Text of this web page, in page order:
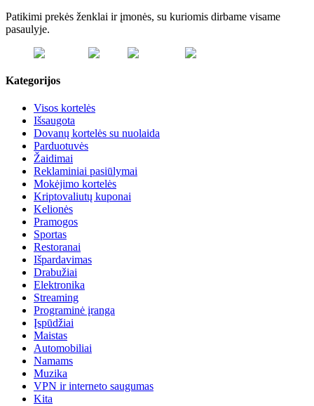
Patikimi prekės ženklai ir įmonės, su kuriomis dirbame visame
pasaulyje.
Kategorijos
Visos kortelės
Išsaugota
Dovanų kortelės su nuolaida
Parduotuvės
Žaidimai
Reklaminiai pasiūlymai
Mokėjimo kortelės
Kriptovaliutų kuponai
Kelionės
Pramogos
Sportas
Restoranai
Išpardavimas
Drabužiai
Elektronika
Streaming
Programinė įranga
Įspūdžiai
Maistas
Automobiliai
Namams
Muzika
VPN ir interneto saugumas
Kita